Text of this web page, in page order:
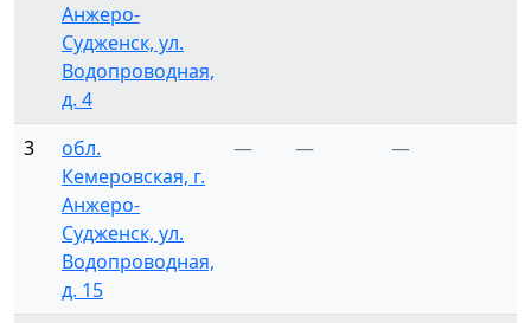
Анжеро-
Судженск, ул.
Водопроводная,
д. 4
3
обл.
Кемеровская, г.
Анжеро-
Судженск, ул.
Водопроводная,
д. 15
— — —